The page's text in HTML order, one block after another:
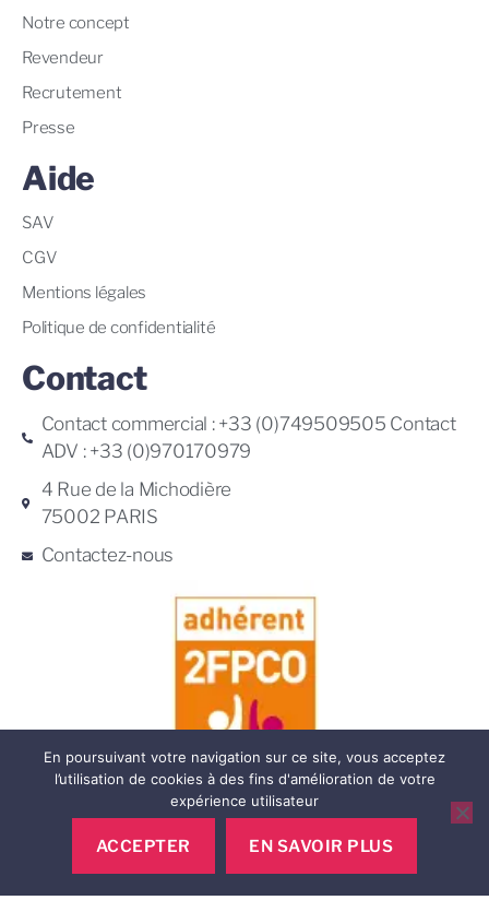
Notre concept
Revendeur
Recrutement
Presse
Aide
SAV
CGV
Mentions légales
Politique de confidentialité
Contact
Contact commercial : +33 (0)749509505 Contact
ADV : +33 (0)970170979
4 Rue de la Michodière
75002 PARIS
Contactez-nous
En poursuivant votre navigation sur ce site, vous acceptez
l’utilisation de cookies à des fins d'amélioration de votre
expérience utilisateur
ACCEPTER EN SAVOIR PLUS